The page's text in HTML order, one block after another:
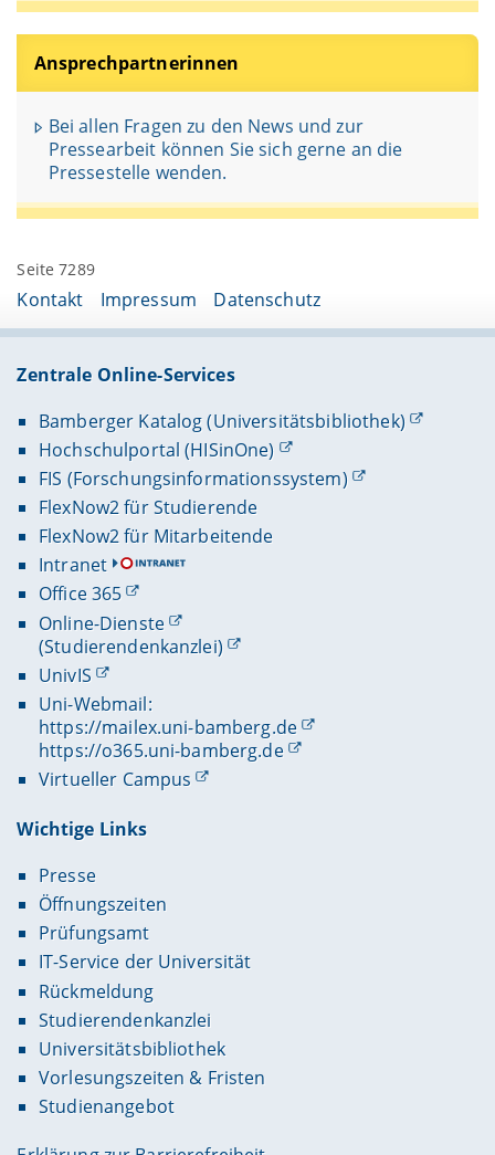
Ansprechpartnerinnen
Bei allen Fragen zu den News und zur
Pressearbeit können Sie sich gerne an die
Pressestelle wenden.
Seite 7289
Kontakt Impressum Datenschutz
Zentrale Online-Services
Bamberger Katalog (Universitätsbibliothek)
Hochschulportal (HISinOne)
FIS (Forschungsinformationssystem)
FlexNow2 für Studierende
FlexNow2 für Mitarbeitende
Intranet
Office 365
Online-Dienste
(Studierendenkanzlei)
UnivIS
Uni-Webmail:
https://mailex.uni-bamberg.de
https://o365.uni-bamberg.de
Virtueller Campus
Wichtige Links
Presse
Öffnungszeiten
Prüfungsamt
IT-Service der Universität
Rückmeldung
Studierendenkanzlei
Universitätsbibliothek
Vorlesungszeiten & Fristen
Studienangebot